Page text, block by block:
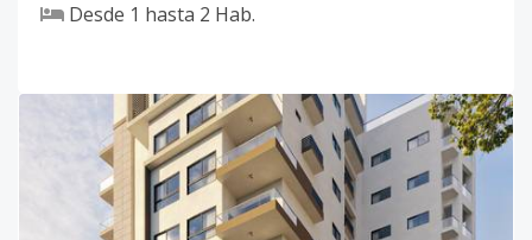
Desde 1 hasta 2 Hab.